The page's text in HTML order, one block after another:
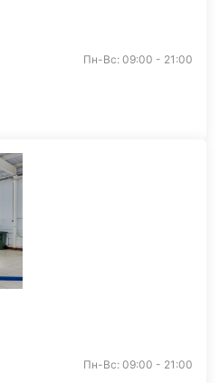
Пн-Вс: 09:00 - 21:00
Пн-Вс: 09:00 - 21:00